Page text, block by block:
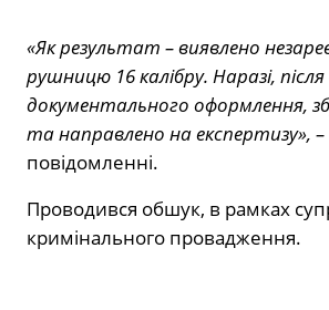
«Як результат – виявлено
рушницю 16 калібру. Наразі, після
документального оформлення,
та направлено на експертизу», –
повідомленні.
Проводився обшук, в рамках
кримінального провадження.